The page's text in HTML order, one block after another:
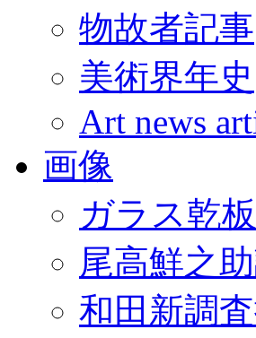
物故者記事
美術界年史
Art news
画像
ガラス乾板
尾高鮮之
和田新調